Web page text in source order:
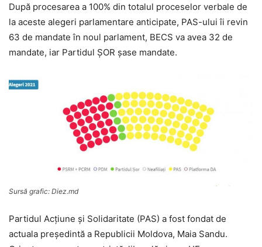
După procesarea a 100% din totalul proceselor verbale de
la aceste alegeri parlamentare anticipate, PAS-ului îi revin
63 de mandate în noul parlament, BECS va avea 32 de
mandate, iar Partidul ȘOR șase mandate.
Sursă grafic: Diez.md
Partidul Acțiune și Solidaritate (PAS) a fost fondat de
actuala președintă a Republicii Moldova, Maia Sandu.